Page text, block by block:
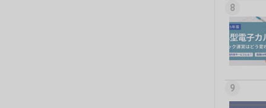
8
9